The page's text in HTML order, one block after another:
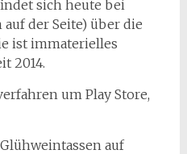
sich heute bei
der Seite) über die
ist immaterielles
2014.
um Play Store,
auf